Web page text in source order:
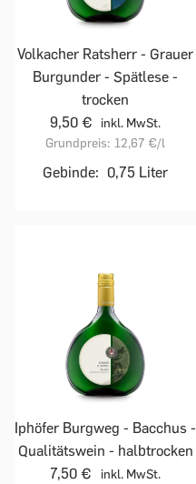
Volkacher Ratsherr - Grauer
Burgunder - Spätlese -
trocken
9,50 €
inkl. MwSt.
Grundpreis: 12,67 €/l
Gebinde: 0,75 Liter
Iphöfer Burgweg - Bacchus -
Qualitätswein - halbtrocken
7,50 €
inkl. MwSt.